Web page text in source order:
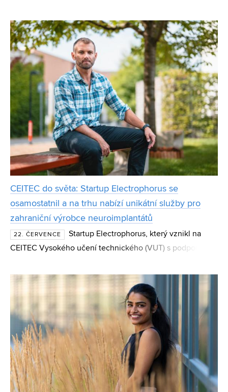
elektronické výukové platformy Elabrix a pomáhá s
CEITEC do světa: Startup Electrophorus se
osamostatnil a na trhu nabízí unikátní služby pro
zahraniční výrobce neuroimplantátů
22. ČERVENCE
Startup Electrophorus, který vznikl na
CEITEC Vysokého učení technického (VUT) s podporou
a dnes působí jako technologická společnost s mezináro